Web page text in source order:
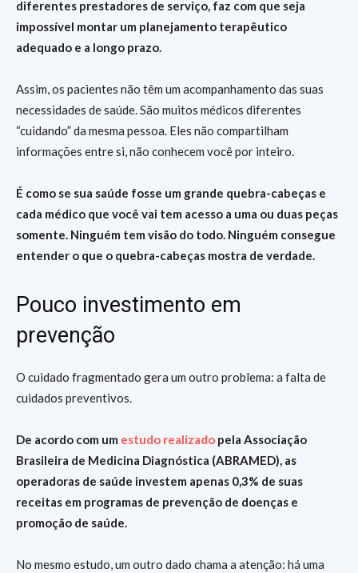
diferentes prestadores de serviço, faz com que seja
impossível montar um planejamento terapêutico
adequado e a longo prazo.
Assim, os pacientes não têm um acompanhamento das suas
necessidades de saúde. São muitos médicos diferentes
“cuidando” da mesma pessoa. Eles não compartilham
informações entre si, não conhecem você por inteiro.
É como se sua saúde fosse um grande quebra-cabeças e
cada médico que você vai tem acesso a uma ou duas peças
somente. Ninguém tem visão do todo. Ninguém consegue
entender o que o quebra-cabeças mostra de verdade.
Pouco investimento em
prevenção
O cuidado fragmentado gera um outro problema: a falta de
cuidados preventivos.
De acordo com um estudo realizado pela Associação
Brasileira de Medicina Diagnóstica (ABRAMED), as
operadoras de saúde investem apenas 0,3% de suas
receitas em programas de prevenção de doenças e
promoção de saúde.
No mesmo estudo, um outro dado chama a atenção: há uma